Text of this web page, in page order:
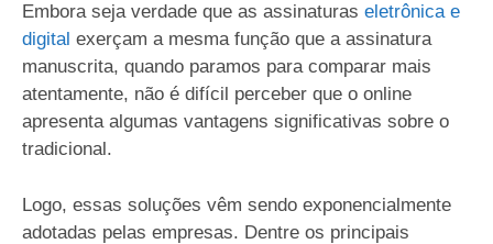
Embora seja verdade que as assinaturas eletrônica e
digital exerçam a mesma função que a assinatura
manuscrita, quando paramos para comparar mais
atentamente, não é difícil perceber que o online
apresenta algumas vantagens significativas sobre o
tradicional.
Logo, essas soluções vêm sendo exponencialmente
adotadas pelas empresas. Dentre os principais